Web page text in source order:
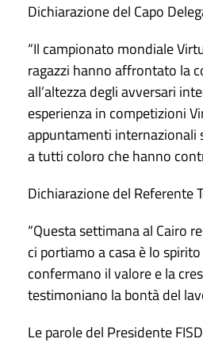
Dichiarazione del Capo
“Il campionato mondiale
ragazzi hanno affrontato la
all’altezza degli avversari
esperienza in competizioni
appuntamenti internazionali
a tutti coloro che hanno
Dichiarazione del Referente
“Questa settimana al Cairo
ci portiamo a casa è lo
confermano il valore e la
testimoniano la bontà del
Le parole del Presidente